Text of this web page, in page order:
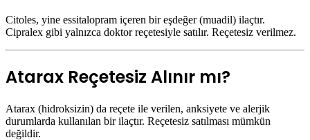
Citoles, yine essitalopram içeren bir eşdeğer (muadil) ilaçtır.
Cipralex gibi yalnızca doktor reçetesiyle satılır. Reçetesiz verilmez.
Atarax Reçetesiz Alınır mı?
Atarax (hidroksizin) da reçete ile verilen, anksiyete ve alerjik
durumlarda kullanılan bir ilaçtır. Reçetesiz satılması mümkün
değildir.